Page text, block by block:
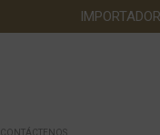
CONTÁCTENOS